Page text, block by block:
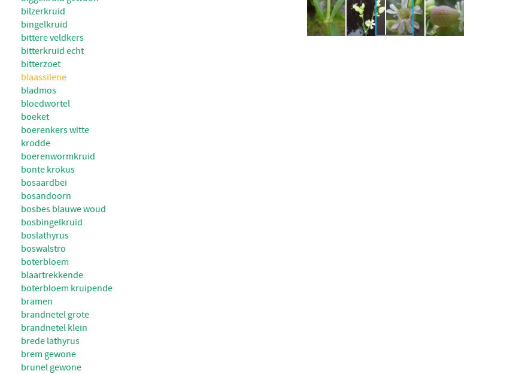
bilzerkruid
bingelkruid
bittere veldkers
bitterkruid echt
bitterzoet
blaassilene
bladmos
bloedwortel
boeket
boerenkers witte
krodde
boerenwormkruid
bonte krokus
bosaardbei
bosandoorn
bosbes blauwe woud
bosbingelkruid
boslathyrus
boswalstro
boterbloem
blaartrekkende
boterbloem kruipende
bramen
brandnetel grote
brandnetel klein
brede lathyrus
brem gewone
brunel gewone